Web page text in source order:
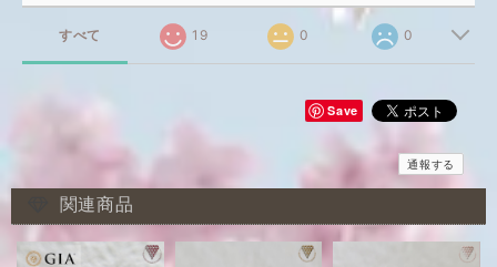
すべて 19 0 0
Save
通報する
関連商品